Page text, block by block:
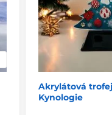
Akrylátová trofej
Kynologie